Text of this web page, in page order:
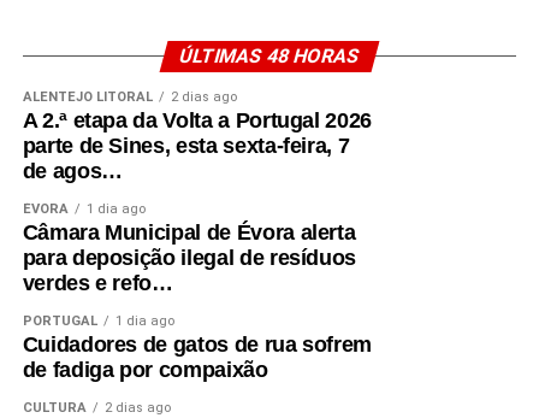
ÚLTIMAS 48 HORAS
ALENTEJO LITORAL 2 dias ago
A 2.ª etapa da Volta a Portugal 2026
parte de Sines, esta sexta-feira, 7
de agos…
ÉVORA 1 dia ago
Câmara Municipal de Évora alerta
para deposição ilegal de resíduos
verdes e refo…
PORTUGAL 1 dia ago
Cuidadores de gatos de rua sofrem
de fadiga por compaixão
CULTURA 2 dias ago